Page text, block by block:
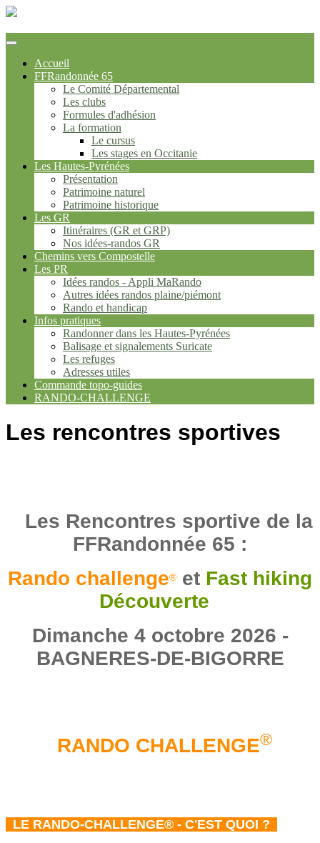
Accueil
FFRandonnée 65
Le Comité Départemental
Les clubs
Formules d'adhésion
La formation
Le cursus
Les stages en Occitanie
Les Hautes-Pyrénées
Présentation
Patrimoine naturel
Patrimoine historique
Les GR
Itinéraires (GR et GRP)
Nos idées-randos GR
Chemins vers Compostelle
Les PR
Idées randos - Appli MaRando
Autres idées randos plaine/piémont
Rando et handicap
Infos pratiques
Randonner dans les Hautes-Pyrénées
Balisage et signalements Suricate
Les refuges
Adresses utiles
Commande topo-guides
RANDO-CHALLENGE
Les rencontres sportives
Les Rencontres sportive de la
FFRandonnée 65 :
Rando challenge® et Fast hiking
Découverte
Dimanche 4 octobre 2026 -
BAGNERES-DE-BIGORRE
RANDO CHALLENGE®
LE RANDO-CHALLENGE® - C'EST QUOI ?